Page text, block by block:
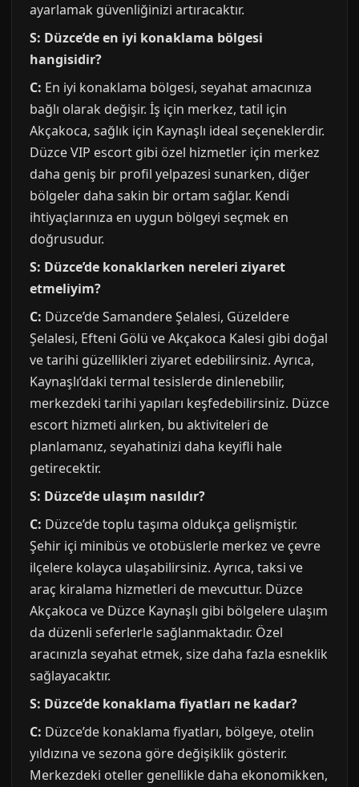
ayarlamak güvenliğinizi artıracaktır.
S: Düzce’de en iyi konaklama bölgesi
hangisidir?
C: En iyi konaklama bölgesi, seyahat amacınıza
bağlı olarak değişir. İş için merkez, tatil için
Akçakoca, sağlık için Kaynaşlı ideal seçeneklerdir.
Düzce VIP escort gibi özel hizmetler için merkez
daha geniş bir profil yelpazesi sunarken, diğer
bölgeler daha sakin bir ortam sağlar. Kendi
ihtiyaçlarınıza en uygun bölgeyi seçmek en
doğrusudur.
S: Düzce’de konaklarken nereleri ziyaret
etmeliyim?
C: Düzce’de Samandere Şelalesi, Güzeldere
Şelalesi, Efteni Gölü ve Akçakoca Kalesi gibi doğal
ve tarihi güzellikleri ziyaret edebilirsiniz. Ayrıca,
Kaynaşlı’daki termal tesislerde dinlenebilir,
merkezdeki tarihi yapıları keşfedebilirsiniz. Düzce
escort hizmeti alırken, bu aktiviteleri de
planlamanız, seyahatinizi daha keyifli hale
getirecektir.
S: Düzce’de ulaşım nasıldır?
C: Düzce’de toplu taşıma oldukça gelişmiştir.
Şehir içi minibüs ve otobüslerle merkez ve çevre
ilçelere kolayca ulaşabilirsiniz. Ayrıca, taksi ve
araç kiralama hizmetleri de mevcuttur. Düzce
Akçakoca ve Düzce Kaynaşlı gibi bölgelere ulaşım
da düzenli seferlerle sağlanmaktadır. Özel
aracınızla seyahat etmek, size daha fazla esneklik
sağlayacaktır.
S: Düzce’de konaklama fiyatları ne kadar?
C: Düzce’de konaklama fiyatları, bölgeye, otelin
yıldızına ve sezona göre değişiklik gösterir.
Merkezdeki oteller genellikle daha ekonomikken,